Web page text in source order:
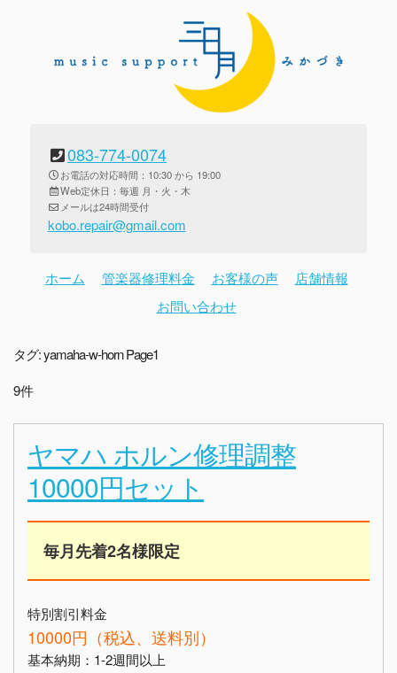
083-774-0074
お電話の対応時間：10:30 から 19:00
Web定休日：毎週 月・火・木
メールは24時間受付
kobo.repair@gmail.com
ホーム 管楽器修理料金 お客様の声
店舗情報
お問い合わせ
タグ:yamaha-w-hornPage1
9件
ヤマハ ホルン修理調整
10000円セット
毎月先着2名様限定
特別割引料金
10000円（税込、送料別）
基本納期：1-2週間以上